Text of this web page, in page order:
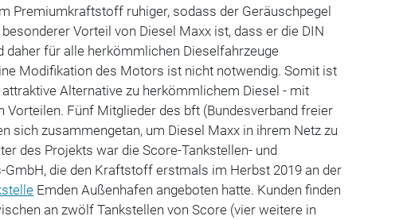
Premiumkraftstoff ruhiger, sodass der Geräuschpegel
Vorteil von Diesel Maxx ist, dass er die DIN
daher für alle herkömmlichen Dieselfahrzeuge
Modifikation des Motors ist nicht notwendig. Somit ist
Alternative zu herkömmlichem Diesel - mit
Vorteilen. Fünf Mitglieder des bft (Bundesverband freier
sich zusammengetan, um Diesel Maxx in ihrem Netz zu
des Projekts war die Score-Tankstellen- und
GmbH, die den Kraftstoff erstmals im Herbst 2019 an der
Emden Außenhafen angeboten hatte. Kunden finden
an zwölf Tankstellen von Score (vier weitere in